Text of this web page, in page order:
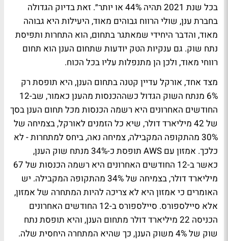
בכל שנת 2021 תהיה 44% או יותר״. זאת בדיוק הגדולה
בחברת ענן, שולי הרווח גבוהים מאוד, היעילות היא גבוהה
מאוד, והדבר היחידי שמאתגר בתחום, הוא התחרות ותפיסת
נתח שוק. גם ענקיות הטק יודעות שתחום הענן הוא תחום
רווחי מאוד, ולכן הן מתנפלות עליו בכל הכוח.
מצד אחד, אורקל עדיין קטנה בתחום הענן, היא תופסת רק
6% מנתח השוק הגדול כשההכנסות מהענן כאמור, שב-12
החודשים האחרונים היא רשמה הכנסות מכל תחום הענן בסך
של 42 מיליארד דולר, שיא כל הזמנים לאורקל, בצמיחה של
30% מהתקופה המקבילה, צמיחה נאה, ביחס למתחרות - לא
כלכך. אמזון עם AWS תופסת כ-34% מנתח שוק הענן,
כאשר ב-12 החודשים האחרונים היא רשמה הכנסות של 67
מיליארד דולר, בצמיחה של 34% מהתקופה המקבילה. יש
האומרים כי אמזון היא לא צריכה להיות המתחרה של אמזון,
אלא סיילספורס. סיילספורס ב-12 החודשים האחרונים
הכניסה 22 מיליארד דולר מתחום הענן, והיא תופסת נתח
שוק של 4% משוק הענן, כך שהיא המתחרה היחסית שלה.